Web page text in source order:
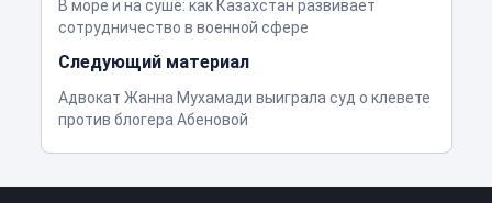
В море и на суше: как Казахстан развивает
сотрудничество в военной сфере
Следующий материал
Адвокат Жанна Мухамади выиграла суд о клевете
против блогера Абеновой